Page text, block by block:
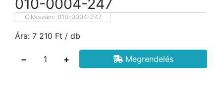
010-0004-247
Cikkszám: 010-0004-247
Ára: 7 210 Ft / db
− + Megrendelés